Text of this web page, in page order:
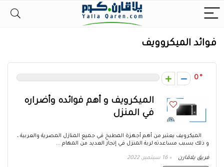
فوائد الميكروويف
0
الميكرويف و أهم فوائده وأضراره
في المنزل
الميكرويف يعتبر من أهم أجهزة المطبخ في جميع المنازل المصرية والعربية ،
و ذلك بسبب مساعدته لربة المنزل في إنجاز العديد من المهام ...
فريق يلاقارن 16 سبتمبر، 2022